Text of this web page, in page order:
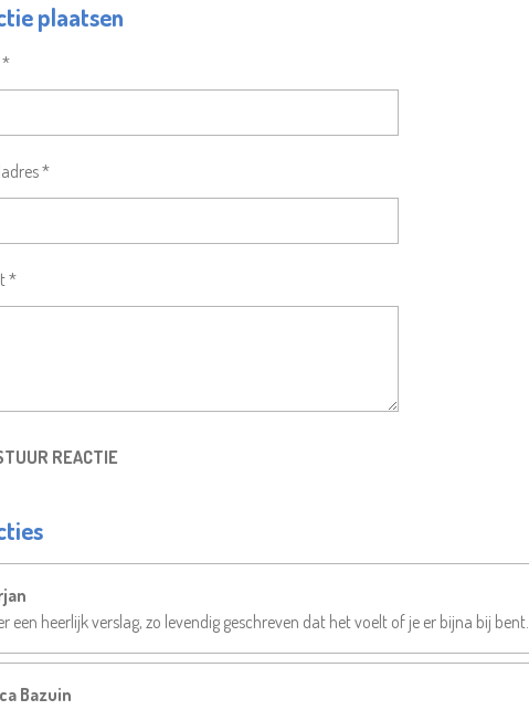
L
R
E
plaatsen
*
*
*
REACTIE
een heerlijk verslag, zo levendig geschreven dat het voelt of je er bijna bij bent.
Bazuin